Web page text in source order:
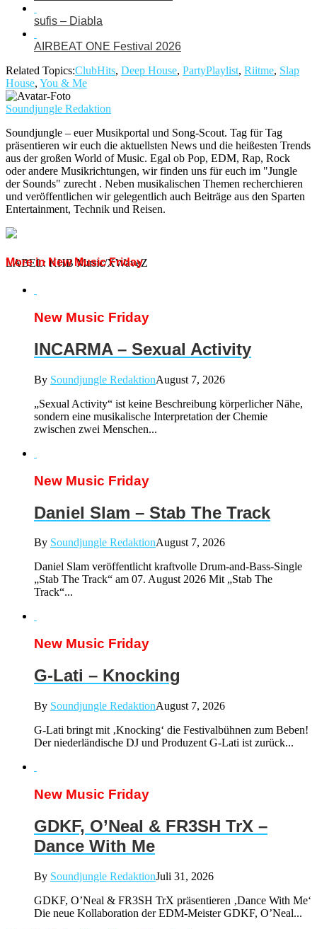
LABEL: KHB Music/XWaveZ
sufis – Diabla
AIRBEAT ONE Festival 2026
Related Topics:ClubHits, Deep House, PartyPlaylist, Riitme, Slap
House, You & Me
Soundjungle Redaktion
Soundjungle – euer Musikportal und Song-Scout. Tag für Tag
präsentieren wir euch die aktuellsten News und die heißesten Trends
aus der großen World of Music. Egal ob Pop, EDM, Rap, Rock
oder andere Musikrichtungen, wir finden uns für euch im "Jungle
der Sounds" zurecht . Neben musikalischen Themen recherchieren
und veröffentlichen wir gelegentlich auch Beiträge aus den Sparten
Entertainment, Technik und Reisen.
More in New Music Friday
New Music Friday
INCARMA – Sexual Activity
By Soundjungle RedaktionAugust 7, 2026
„Sexual Activity“ ist keine Beschreibung körperlicher Nähe,
sondern eine musikalische Interpretation der Chemie
zwischen zwei Menschen...
New Music Friday
Daniel Slam – Stab The Track
By Soundjungle RedaktionAugust 7, 2026
Daniel Slam veröffentlicht kraftvolle Drum-and-Bass-Single
„Stab The Track“ am 07. August 2026 Mit „Stab The
Track“...
New Music Friday
G-Lati – Knocking
By Soundjungle RedaktionAugust 7, 2026
G-Lati bringt mit ‚Knocking‘ die Festivalbühnen zum Beben!
Der niederländische DJ und Produzent G-Lati ist zurück...
New Music Friday
GDKF, O’Neal & FR3SH TrX –
Dance With Me
By Soundjungle RedaktionJuli 31, 2026
GDKF, O’Neal & FR3SH TrX präsentieren ‚Dance With Me‘
Die neue Kollaboration der EDM-Meister GDKF, O’Neal...